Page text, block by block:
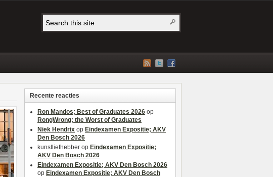
Recente reacties
Ron Mandos; Best of Graduates 2026 op
RongWrong; the Worst of Graduates
Niek Hendrix op Eindexamen Expositie; AKV
Den Bosch 2026
kunstliefhebber op Eindexamen Expositie;
AKV Den Bosch 2026
Eindexamen Expositie; AKV Den Bosch 2026
op Eindexamen Expositie; AKV Den Bosch